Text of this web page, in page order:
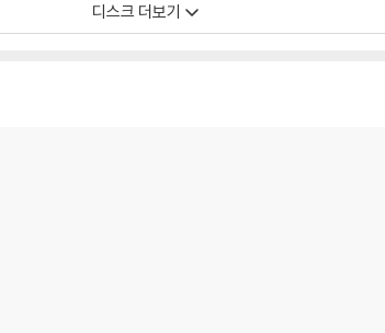
디스크 더보기